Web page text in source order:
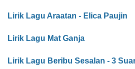
Lirik Lagu Araatan - Elica Paujin
Lirik Lagu Mat Ganja
Lirik Lagu Beribu Sesalan - 3